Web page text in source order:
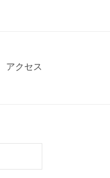
アクセス